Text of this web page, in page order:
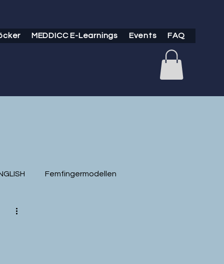
MEDDICC E-Learnings Events FAQ
Femfingermodellen